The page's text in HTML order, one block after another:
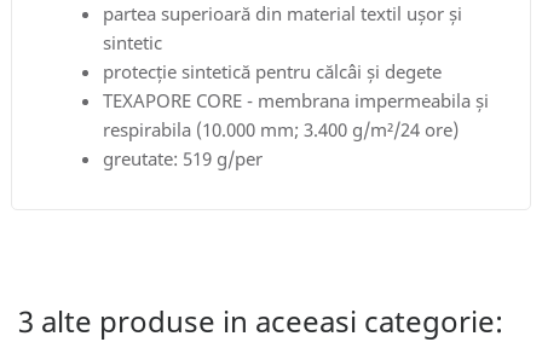
partea superioară din material textil ușor și
sintetic
protecție sintetică pentru călcâi și degete
TEXAPORE CORE - membrana impermeabila și
respirabila (10.000 mm; 3.400 g/m²/24 ore)
greutate: 519 g/per
3 alte produse in aceeasi categorie: